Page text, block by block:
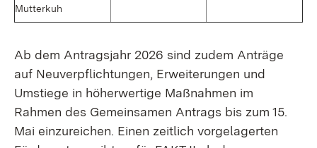
Mutterkuh
Ab dem Antragsjahr 2026 sind zudem Anträge
auf Neuverpflichtungen, Erweiterungen und
Umstiege in höherwertige Maßnahmen im
Rahmen des Gemeinsamen Antrags bis zum 15.
Mai einzureichen. Einen zeitlich vorgelagerten